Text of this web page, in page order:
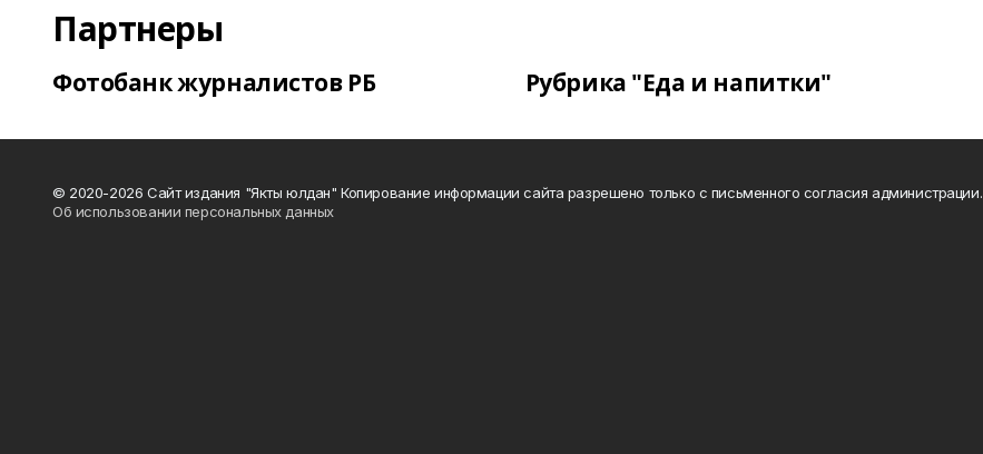
Партнеры
Фотобанк журналистов РБ Рубрика "Еда и напитки"
© 2020-2026 Сайт издания "Якты юлдан" Копирование информации сайта разрешено только с письменного согласия администрации.
Об использовании персональных данных